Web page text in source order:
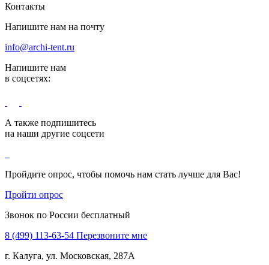
Контакты
Напишите нам на почту
info@archi-tent.ru
Напишите нам
в соцсетях:
А также подпишитесь
на наши другие соцсети
Пройдите опрос, чтобы помочь нам стать лучше для Вас!
Пройти опрос
Звонок по России бесплатный
8 (499) 113-63-54 Перезвоните мне
г. Калуга, ул. Московская, 287А